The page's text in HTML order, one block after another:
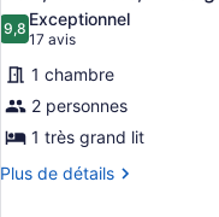
toutes
les
photos
pour
ce
type
de
9,89,8 sur 10
Exceptionnel
17 avis
(17 avis)
1 chambre
2 personnes
1 très grand lit
Plus de détails
Plus